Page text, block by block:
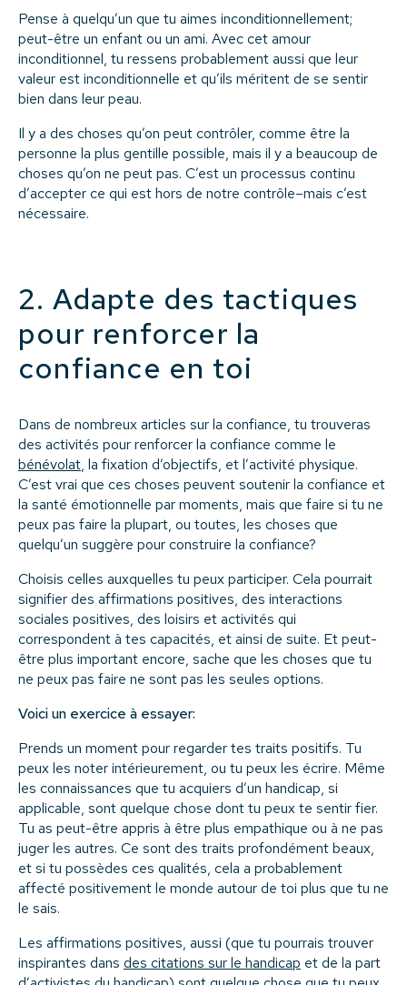
Pense à quelqu’un que tu aimes inconditionnellement;
peut-être un enfant ou un ami. Avec cet amour
inconditionnel, tu ressens probablement aussi que leur
valeur est inconditionnelle et qu’ils méritent de se sentir
bien dans leur peau.
Il y a des choses qu’on peut contrôler, comme être la
personne la plus gentille possible, mais il y a beaucoup de
choses qu’on ne peut pas. C’est un processus continu
d’accepter ce qui est hors de notre contrôle–mais c’est
nécessaire.
2. Adapte des tactiques
pour renforcer la
confiance en toi
Dans de nombreux articles sur la confiance, tu trouveras
des activités pour renforcer la confiance comme le
bénévolat, la fixation d’objectifs, et l’activité physique.
C’est vrai que ces choses peuvent soutenir la confiance et
la santé émotionnelle par moments, mais que faire si tu ne
peux pas faire la plupart, ou toutes, les choses que
quelqu’un suggère pour construire la confiance?
Choisis celles auxquelles tu peux participer. Cela pourrait
signifier des affirmations positives, des interactions
sociales positives, des loisirs et activités qui
correspondent à tes capacités, et ainsi de suite. Et peut-
être plus important encore, sache que les choses que tu
ne peux pas faire ne sont pas les seules options.
Voici un exercice à essayer:
Prends un moment pour regarder tes traits positifs. Tu
peux les noter intérieurement, ou tu peux les écrire. Même
les connaissances que tu acquiers d’un handicap, si
applicable, sont quelque chose dont tu peux te sentir fier.
Tu as peut-être appris à être plus empathique ou à ne pas
juger les autres. Ce sont des traits profondément beaux,
et si tu possèdes ces qualités, cela a probablement
affecté positivement le monde autour de toi plus que tu ne
le sais.
Les affirmations positives, aussi (que tu pourrais trouver
inspirantes dans des citations sur le handicap et de la part